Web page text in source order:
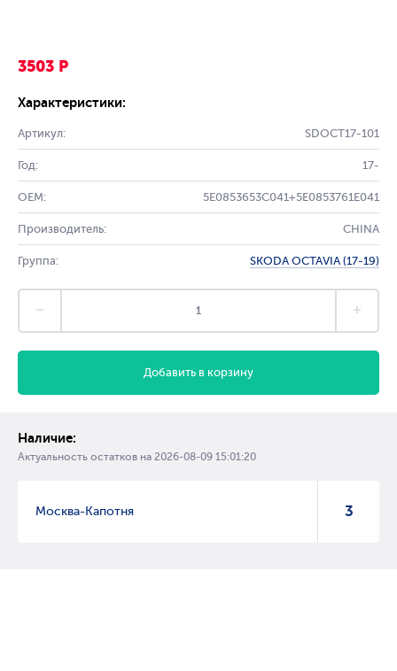
3503 Р
Характеристики:
Артикул: SDOCT17-101
Год: 17-
OEM: 5E0853653C041+5E0853761E041
Производитель: CHINA
Группа: SKODA OCTAVIA (17-19)
Добавить в корзину
Наличие:
Актуальность остатков на 2026-08-09 15:01:20
Москва-Капотня 3